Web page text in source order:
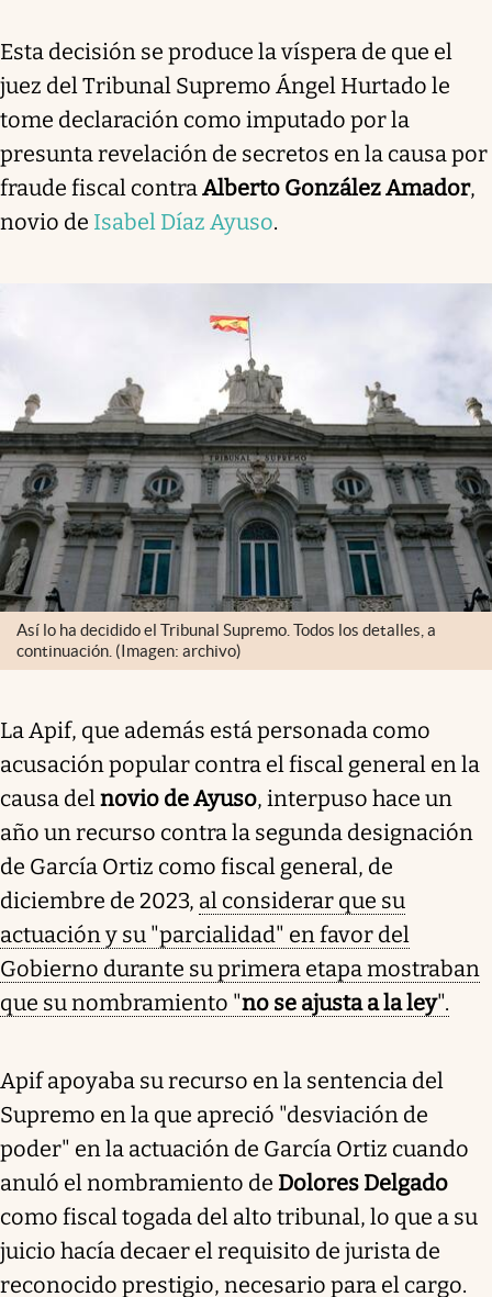
Esta decisión se produce la víspera de que el
juez del Tribunal Supremo Ángel Hurtado le
tome declaración como imputado por la
presunta revelación de secretos en la causa por
fraude fiscal contraAlberto González Amador,
novio de Isabel Díaz Ayuso.
Así lo ha decidido el Tribunal Supremo. Todos los detalles, a
continuación. (Imagen: archivo)
La Apif, que además está personada como
acusación popular contra el fiscal general en la
causa del novio de Ayuso, interpuso hace un
año un recurso contra la segunda designación
de García Ortiz como fiscal general, de
diciembre de 2023, al considerar que su
actuación y su "parcialidad" en favor del
Gobierno durante su primera etapa mostraban
que su nombramiento "no se ajusta a la ley".
Apif apoyaba su recurso en la sentencia del
Supremo en la que apreció "desviación de
poder" en la actuación de García Ortiz cuando
anuló el nombramiento de Dolores Delgado
como fiscal togada del alto tribunal, lo que a su
juicio hacía decaer el requisito de jurista de
reconocido prestigio, necesario para el cargo.